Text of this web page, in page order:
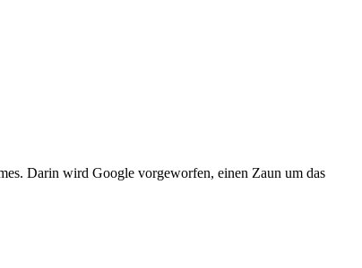
Darin wird Google vorgeworfen, einen Zaun um das